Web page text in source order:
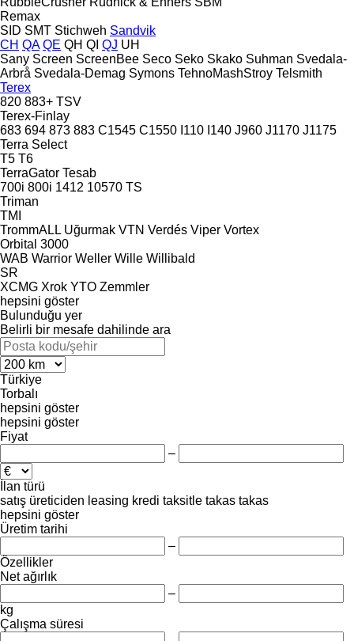
Remax
SID SMT Stichweh Sandvik
CH QA QE QH QI QJ UH
Sany Screen ScreenBee Seco Seko Skako Suhman Svedala-
Arbrå Svedala-Demag Symons TehnoMashStroy Telsmith
Terex
820 883+ TSV
Terex-Finlay
683 694 873 883 C1545 C1550 I110 I140 J960 J1170 J1175
Terra Select
T5 T6
TerraGator Tesab
700i 800i 1412 10570 TS
Triman
TMI
TrommALL Uğurmak VTN Verdés Viper Vortex
Orbital 3000
WAB Warrior Weller Wille Willibald
SR
XCMG Xrok YTO Zemmler
hepsini göster
Bulunduğu yer
Belirli bir mesafe dahilinde ara
Türkiye
Torbalı
hepsini göster
hepsini göster
Fiyat
–
İlan türü
satış üreticiden leasing kredi taksitle takas takas
hepsini göster
Üretim tarihi
–
Özellikler
Net ağırlık
–
kg
Çalışma süresi